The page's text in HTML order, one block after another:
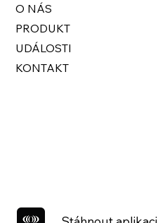
O NÁS
PRODUKT
UDÁLOSTI
KONTAKT